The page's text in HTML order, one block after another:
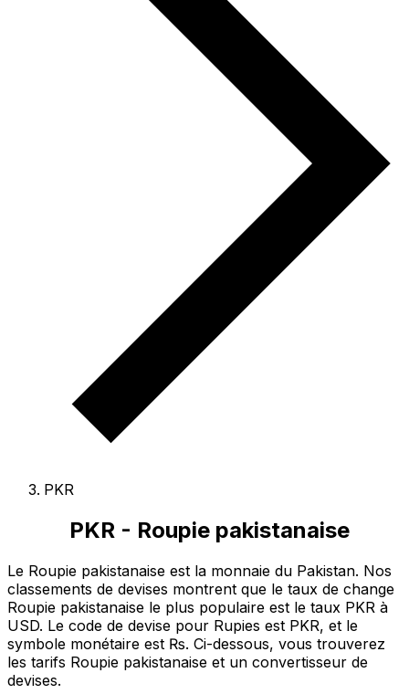
PKR
PKR - Roupie pakistanaise
Le Roupie pakistanaise est la monnaie du Pakistan. Nos
classements de devises montrent que le taux de change
Roupie pakistanaise le plus populaire est le taux PKR à
USD. Le code de devise pour Rupies est PKR, et le
symbole monétaire est ₨. Ci-dessous, vous trouverez
les tarifs Roupie pakistanaise et un convertisseur de
devises.